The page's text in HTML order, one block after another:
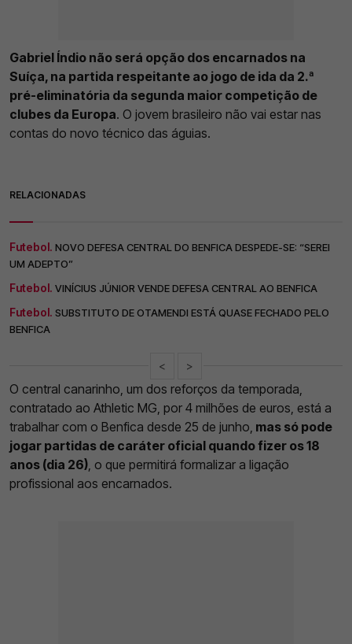
Gabriel Índio não será opção dos encarnados na
Suíça, na partida respeitante ao jogo de ida da 2.ª
pré-eliminatória da segunda maior competição de
clubes da Europa. O jovem brasileiro não vai estar nas
contas do novo técnico das águias.
RELACIONADAS
Futebol. NOVO DEFESA CENTRAL DO BENFICA DESPEDE-SE: “SEREI
UM ADEPTO”
Futebol. VINÍCIUS JÚNIOR VENDE DEFESA CENTRAL AO BENFICA
Futebol. SUBSTITUTO DE OTAMENDI ESTÁ QUASE FECHADO PELO
BENFICA
< >
O central canarinho, um dos reforços da temporada,
contratado ao Athletic MG, por 4 milhões de euros, está a
trabalhar com o Benfica desde 25 de junho, mas só pode
jogar partidas de caráter oficial quando fizer os 18
anos (dia 26) , o que permitirá formalizar a ligação
profissional aos encarnados.